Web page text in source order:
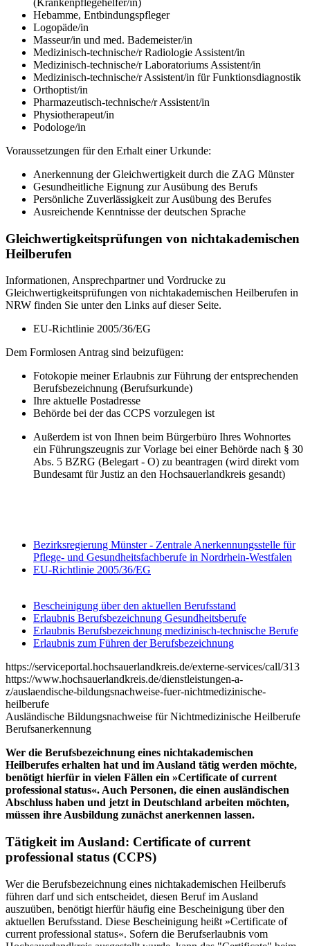
Hebamme, Entbindungspfleger
Logopäde/in
Masseur/in und med. Bademeister/in
Medizinisch-technische/r Radiologie Assistent/in
Medizinisch-technische/r Laboratoriums Assistent/in
Medizinisch-technische/r Assistent/in für Funktionsdiagnostik
Orthoptist/in
Pharmazeutisch-technische/r Assistent/in
Physiotherapeut/in
Podologe/in
Voraussetzungen für den Erhalt einer Urkunde:
Anerkennung der Gleichwertigkeit durch die ZAG Münster
Gesundheitliche Eignung zur Ausübung des Berufs
Persönliche Zuverlässigkeit zur Ausübung des Berufes
Ausreichende Kenntnisse der deutschen Sprache
Gleichwertigkeitsprüfungen von nichtakademischen
Heilberufen
Informationen, Ansprechpartner und Vordrucke zu
Gleichwertigkeitsprüfungen von nichtakademischen Heilberufen in
NRW finden Sie unter den Links auf dieser Seite.
EU-Richtlinie 2005/36/EG
Dem Formlosen Antrag sind beizufügen:
Fotokopie meiner Erlaubnis zur Führung der entsprechenden
Berufsbezeichnung (Berufsurkunde)
Ihre aktuelle Postadresse
Behörde bei der das CCPS vorzulegen ist
Außerdem ist von Ihnen beim Bürgerbüro Ihres Wohnortes
ein Führungszeugnis zur Vorlage bei einer Behörde nach § 30
Abs. 5 BZRG (Belegart - O) zu beantragen (wird direkt vom
Bundesamt für Justiz an den Hochsauerlandkreis gesandt)
Bezirksregierung Münster - Zentrale Anerkennungsstelle für
Pflege- und Gesundheitsfachberufe in Nordrhein-Westfalen
EU-Richtlinie 2005/36/EG
Bescheinigung über den aktuellen Berufsstand
Erlaubnis Berufsbezeichnung Gesundheitsberufe
Erlaubnis Berufsbezeichnung medizinisch-technische Berufe
Erlaubnis zum Führen der Berufsbezeichnung
https://serviceportal.hochsauerlandkreis.de/externe-services/call/313
https://www.hochsauerlandkreis.de/dienstleistungen-a-
z/auslaendische-bildungsnachweise-fuer-nichtmedizinische-
heilberufe
Ausländische Bildungsnachweise für Nichtmedizinische Heilberufe
Berufsanerkennung
Wer die Berufsbezeichnung eines nichtakademischen
Heilberufes erhalten hat und im Ausland tätig werden möchte,
benötigt hierfür in vielen Fällen ein »Certificate of current
professional status«. Auch Personen, die einen ausländischen
Abschluss haben und jetzt in Deutschland arbeiten möchten,
müssen ihre Ausbildung zunächst anerkennen lassen.
Tätigkeit im Ausland: Certificate of current
professional status (CCPS)
Wer die Berufsbezeichnung eines nichtakademischen Heilberufs
führen darf und sich entscheidet, diesen Beruf im Ausland
auszuüben, benötigt hierfür häufig eine Bescheinigung über den
aktuellen Berufsstand. Diese Bescheinigung heißt »Certificate of
current professional status«. Sofern die Berufserlaubnis vom